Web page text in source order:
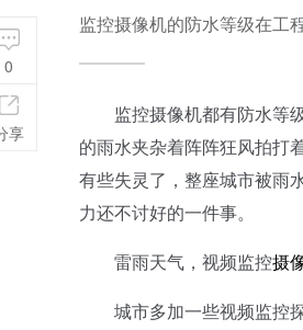
监控摄像机的防水等级在工
监控摄像机都有防水等级
的雨水夹杂着阵阵狂风拍打
有些失灵了，整座城市被雨
力还不讨好的一件事。
雷雨天气，视频监控摄
城市多加一些视频监控探
0
享